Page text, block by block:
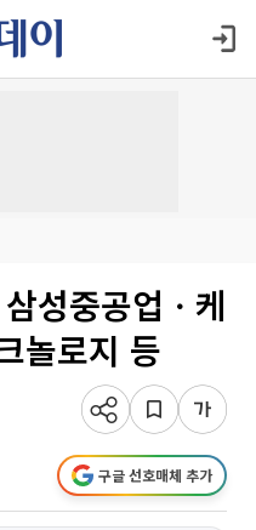
성중공업ㆍ케
놀로지 등
구글 선호매체 추가